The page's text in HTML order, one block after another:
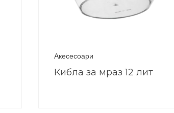
Акесесоари
Кибла за мраз 12 лит